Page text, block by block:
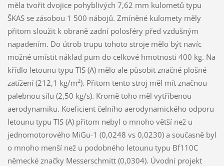
měla tvořit dvojice pohyblivých 7,62 mm kulometů typu
ŠKAS se zásobou 1 500 nábojů. Zmíněné kulomety měly
přitom sloužit k obraně zadní polosféry před vzdušným
napadením. Do útrob trupu tohoto stroje mělo být navíc
možné umístit náklad pum do celkové hmotnosti 400 kg. Na
křídlo letounu typu TIS (A) mělo ale působit značné plošné
zatížení (212,1 kg/m2). Přitom tento stroj měl mít značnou
palebnou sílu (2,50 kg/s). Kromě toho měl vytříbenou
aerodynamiku. Koeficient čelního aerodynamického odporu
letounu typu TIS (A) přitom nebyl o mnoho větší než u
jednomotorového MiGu-1 (0,0248 vs 0,0230) a současně byl
o mnoho menší než u podobného letounu typu Bf110C
německé značky Messerschmitt (0,0304). Úvodní projekt